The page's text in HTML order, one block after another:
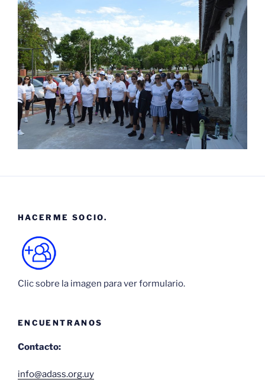
HACERME SOCIO.
Clic sobre la imagen para ver formulario.
ENCUENTRANOS
Contacto:
info@adass.org.uy